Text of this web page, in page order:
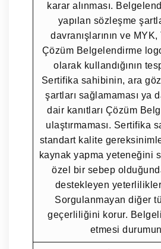
karar alınması.
yapılan sözleşme
davranışlarının ve
Çözüm Belgelendirme
olarak kullandığının
Sertifika sahibinin, ara
şartları sağlamaması ya
dair kanıtları Çözüm
ulaştırmaması. Sertifika
standart kalite
kaynak yapma yeteneğini
özel bir sebep
destekleyen
Sorgulanmayan diğer
geçerliliğini korur.
etmesi